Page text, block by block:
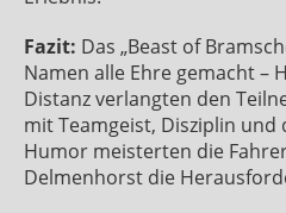
Fazit: Das „Beast of
Namen alle Ehre gemacht –
Distanz verlangten den
mit Teamgeist, Disziplin
Humor meisterten die
Delmenhorst die